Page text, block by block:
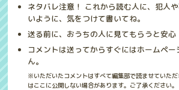
ネタバレ注意！ これから読む人に、犯人
いように、気をつけて書いてね。
送る前に、おうちの人に見てもらうと安心
コメントは送ってからすぐにはホームペ
ん。
※いただいたコメントはすべて編集部で読ませていた
はここに公開しない場合があります。ご了承ください。